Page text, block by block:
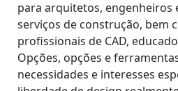
o
o
r
i
g
o
a
t
u
a
para arquitetos, engenheiros
serviços de construção, bem
profissionais de CAD,
Opções, opções e
necessidades e interesses